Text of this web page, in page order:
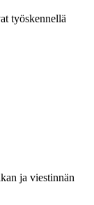
työskennellä
ja viestinnän